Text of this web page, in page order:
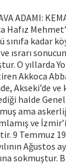
ADAMI:
Hafız
sınıfa kadar
ısrarı
O yıllarda
Akkoca
Akseki’de ve
halde
ama
ve
9 Temmuz
Ağustos
sokmuştur.